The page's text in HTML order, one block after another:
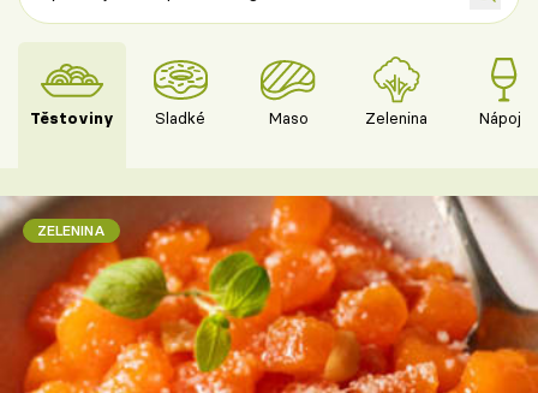
Těstoviny Sladké Maso Zelenina Nápoje
ZELENINA